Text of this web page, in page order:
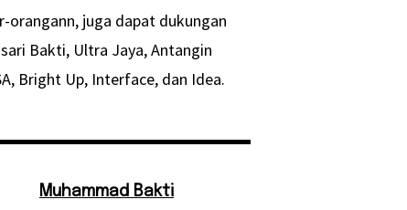
orangann, juga dapat dukungan
Bakti, Ultra Jaya, Antangin
Bright Up, Interface, dan Idea.
Muhammad Bakti